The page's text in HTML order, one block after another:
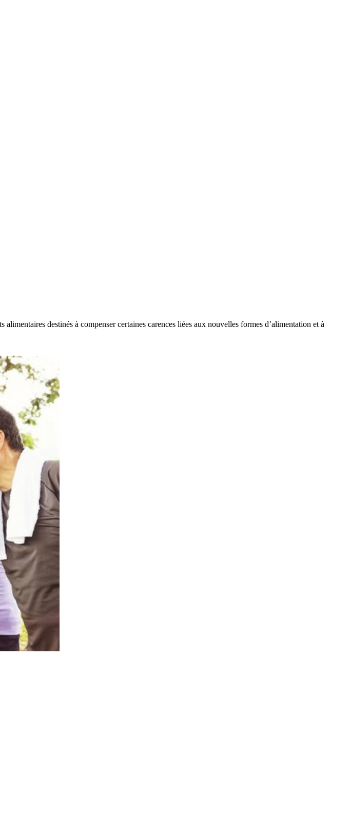
destinés à compenser certaines carences liées aux nouvelles formes d’alimentation et à